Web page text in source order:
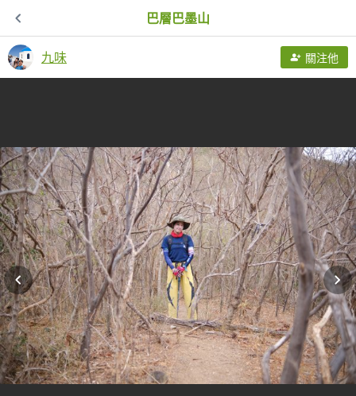
巴層巴墨山
九味 關注他